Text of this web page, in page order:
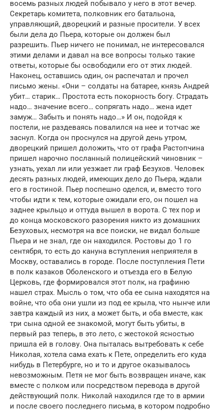
восемь разных людей побывало у него в этот вечер.
Секретарь комитета, полковник его батальона,
управляющий, дворецкий и разные просители. У всех
были дела до Пьера, которые он должен был
разрешить. Пьер ничего не понимал, не интересовался
этими делами и давал на все вопросы только такие
ответы, которые бы освободили его от этих людей.
Наконец, оставшись один, он распечатал и прочел
письмо жены. «Они – солдаты на батарее, князь Андрей
убит… старик… Простота есть покорность богу. Страдать
надо… значение всего… сопрягать надо… жена идет
замуж… Забыть и понять надо…» И он, подойдя к
постели, не раздеваясь повалился на нее и тотчас же
заснул. Когда он проснулся на другой день утром,
дворецкий пришел доложить, что от графа Растопчина
пришел нарочно посланный полицейский чиновник –
узнать, уехал ли или уезжает ли граф Безухов. Человек
десять разных людей, имеющих дело до Пьера, ждали
его в гостиной. Пьер поспешно оделся, и, вместо того
чтобы идти к тем, которые ожидали его, он пошел на
заднее крыльцо и оттуда вышел в ворота. С тех пор и
до конца московского разорения никто из домашних
Безуховых, несмотря на все поиски, не видал больше
Пьера и не знал, где он находился. Ростовы до 1 го
сентября, то есть до кануна вступления неприятеля в
Москву, оставались в городе. После поступления Пети
в полк казаков Оболенского и отъезда его в Белую
Церковь, где формировался этот полк, на графиню
нашел страх. Мысль о том, что оба ее сына находятся на
войне, что оба они ушли из под ее крыла, что нынче или
завтра каждый из них, а может быть, и оба вместе, как
три сына одной ее знакомой, могут быть убиты, в
первый раз теперь, в это лето, с жестокой ясностью
пришла ей в голову. Она пыталась вытребовать к себе
Николая, хотела сама ехать к Пете, определить его куда
нибудь в Петербурге, но и то и другое оказывалось
невозможным. Петя не мог быть возвращен иначе, как
вместе с полком или посредством перевода в другой
действующий полк. Николай находился где то в армии
и после своего последнего письма, в котором подробно